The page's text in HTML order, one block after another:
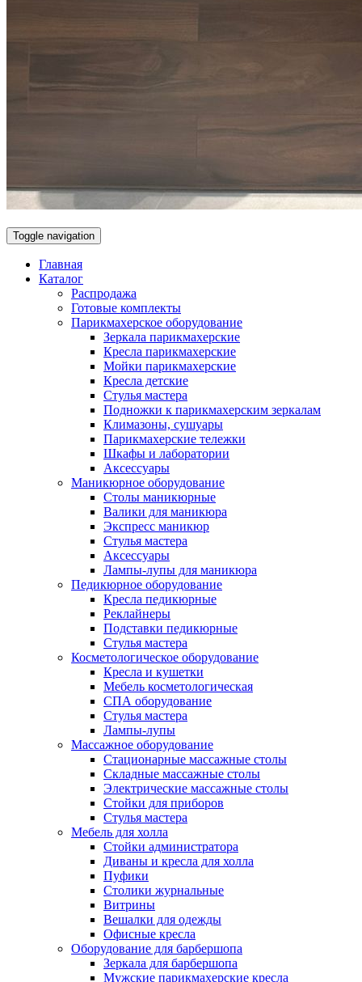
Toggle navigation
Главная
Каталог
Распродажа
Готовые комплекты
Парикмахерское оборудование
Зеркала парикмахерские
Кресла парикмахерские
Мойки парикмахерские
Кресла детские
Стулья мастера
Подножки к парикмахерским зеркалам
Климазоны, сушуары
Парикмахерские тележки
Шкафы и лаборатории
Аксессуары
Маникюрное оборудование
Столы маникюрные
Валики для маникюра
Экспресс маникюр
Стулья мастера
Аксессуары
Лампы-лупы для маникюра
Педикюрное оборудование
Кресла педикюрные
Реклайнеры
Подставки педикюрные
Стулья мастера
Косметологическое оборудование
Кресла и кушетки
Мебель косметологическая
СПА оборудование
Стулья мастера
Лампы-лупы
Массажное оборудование
Стационарные массажные столы
Складные массажные столы
Электрические массажные столы
Стойки для приборов
Стулья мастера
Мебель для холла
Стойки администратора
Диваны и кресла для холла
Пуфики
Столики журнальные
Витрины
Вешалки для одежды
Офисные кресла
Оборудование для барбершопа
Зеркала для барбершопа
Мужские парикмахерские кресла